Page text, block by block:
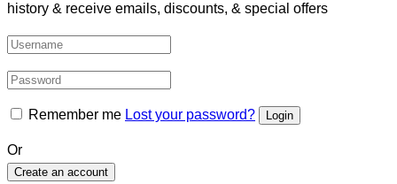
history & receive emails, discounts, & special offers
Remember me Lost your password?
Or
Create an account